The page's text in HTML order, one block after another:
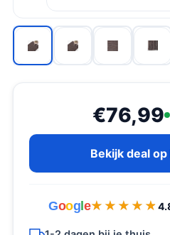
€76,99
Bekijk deal
Goog e★★★★★
★★★★★